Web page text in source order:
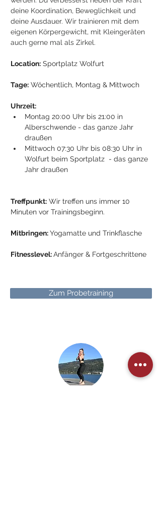
deine Koordination, Beweglichkeit und
deine Ausdauer. Wir trainieren mit dem
eigenen Körpergewicht, mit Kleingeräten
auch gerne mal als Zirkel.
Location: Sportplatz Wolfurt
Tage: Wöchentlich, Montag & Mittwoch
Uhrzeit:
Montag 20:00 Uhr bis 21:00 in
Alberschwende - das ganze Jahr
draußen
Mittwoch 07:30 Uhr bis 08:30 Uhr in
Wolfurt beim Sportplatz  - das ganze
Jahr draußen
Treffpunkt: Wir treffen uns immer 10
Minuten vor Trainingsbeginn.
Mitbringen: Yogamatte und Trinkflasche
Fitnesslevel: Anfänger & Fortgeschrittene
Zum Probetraining